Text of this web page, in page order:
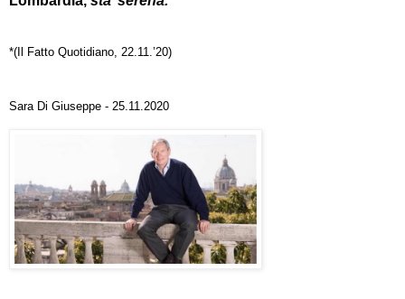
*(Il Fatto Quotidiano, 22.11.’20)
Sara Di Giuseppe - 25.11.2020